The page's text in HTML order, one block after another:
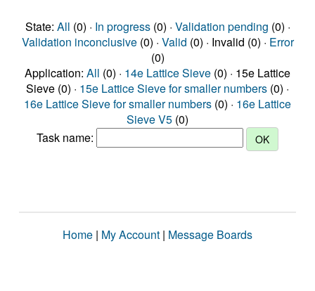
State: All (0) · In progress(0) · Validation pending (0) ·
Validation inconclusive(0) · Valid (0) · Invalid (0) · Error
(0)
Application: All (0) · 14e Lattice Sieve (0) · 15e Lattice
Sieve (0) · 15e Lattice Sieve for smaller numbers (0) ·
16e Lattice Sieve for smaller numbers (0) · 16e Lattice
Sieve V5 (0)
Task name:
Home | My Account | Message Boards